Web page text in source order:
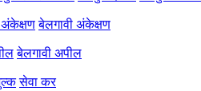
बेलगावी अंकेक्षण
बेलगावी अपील
सेवा कर